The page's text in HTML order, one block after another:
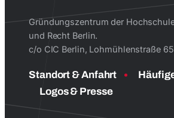
Gründungszentrum der
und Recht Berlin.
c/o CIC Berlin, Lohmühlenstraße
Standort & Anfahrt
Logos & Presse